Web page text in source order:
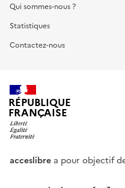
Qui sommes-nous ?
Statistiques
Contactez-nous
RÉPUBLIQUE
FRANÇAISE
acceslibre a pour objectif